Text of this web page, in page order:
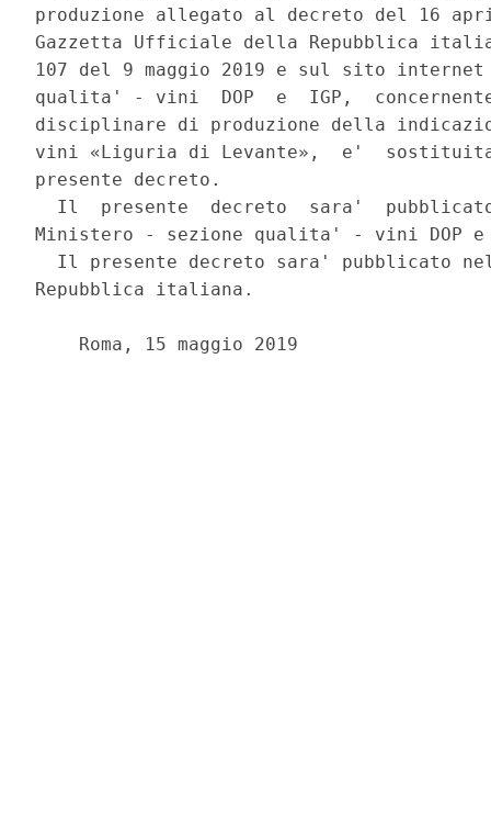
produzione allegato al decreto del 16
Gazzetta Ufficiale della Repubblica
107 del 9 maggio 2019 e sul sito
qualita' - vini  DOP  e  IGP,
disciplinare di produzione della
vini «Liguria di Levante»,  e'
presente decreto.
Il  presente  decreto  sara'
Ministero - sezione qualita' - vini DOP
Il presente decreto sara' pubblicato
Repubblica italiana.
    Roma, 15 maggio 2019